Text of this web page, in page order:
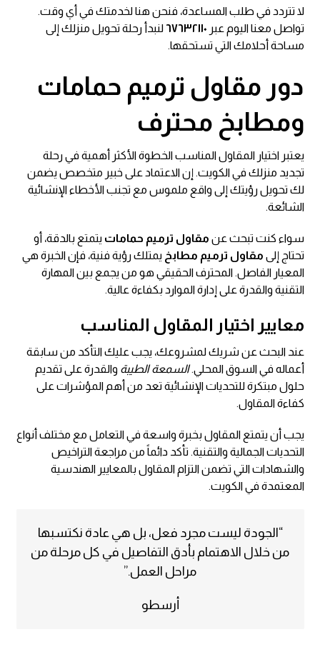
لا تتردد في طلب المساعدة، فنحن هنا لخدمتك في أي وقت.
تواصل معنا اليوم عبر ٦٧٦٣٢١١٠ لنبدأ رحلة تحويل منزلك إلى
مساحة أحلامك التي تستحقها.
دور مقاول ترميم حمامات
ومطابخ محترف
يعتبر اختيار المقاول المناسب الخطوة الأكثر أهمية في رحلة
تجديد منزلك في الكويت. إن الاعتماد على خبير متخصص يضمن
لك تحويل رؤيتك إلى واقع ملموس مع تجنب الأخطاء الإنشائية
الشائعة.
سواء كنت تبحث عن مقاول ترميم حمامات يتمتع بالدقة، أو
تحتاج إلى مقاول ترميم مطابخ يمتلك رؤية فنية، فإن الخبرة هي
المعيار الفاصل. المحترف الحقيقي هو من يجمع بين المهارة
التقنية والقدرة على إدارة الموارد بكفاءة عالية.
معايير اختيار المقاول المناسب
عند البحث عن شريك لمشروعك، يجب عليك التأكد من سابقة
أعماله في السوق المحلي.السمعة الطيبة والقدرة على تقديم
حلول مبتكرة للتحديات الإنشائية تعد من أهم المؤشرات على
كفاءة المقاول.
يجب أن يتمتع المقاول بخبرة واسعة في التعامل مع مختلف أنواع
التحديات الجمالية والتقنية. تأكد دائماً من مراجعة التراخيص
والشهادات التي تضمن التزام المقاول بالمعايير الهندسية
المعتمدة في الكويت.
“الجودة ليست مجرد فعل، بل هي عادة نكتسبها
من خلال الاهتمام بأدق التفاصيل في كل مرحلة من
مراحل العمل.”
أرسطو